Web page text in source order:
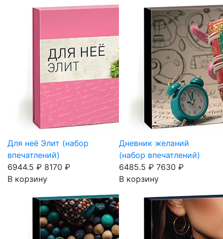
Для неё Элит (набор
впечатлений)
6944.5 ₽ 8170 ₽
В корзину
Дневник желаний
(набор впечатлений)
6485.5 ₽ 7630 ₽
В корзину